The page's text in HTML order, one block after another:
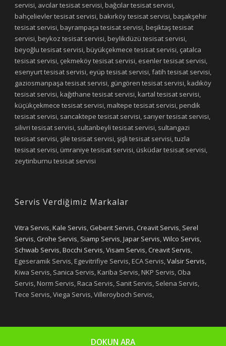
servisi, avcılar tesisat servisi, bağcılar tesisat servisi,
bahçelievler tesisat servisi, bakırköy tesisat servisi, başakşehir
tesisat servisi, bayrampaşa tesisat servisi, beşiktaş tesisat
servisi, beykoz tesisat servisi, beylikdüzü tesisat servisi,
beyoğlu tesisat servisi, büyükçekmece tesisat servisi, çatalca
tesisat servisi, çekmeköy tesisat servisi, esenler tesisat servisi,
esenyurt tesisat servisi, eyüp tesisat servisi, fatih tesisat servisi,
gaziosmanpaşa tesisat servisi, güngören tesisat servisi, kadıköy
tesisat servisi, kağıthane tesisat servisi, kartal tesisat servisi,
küçükçekmece tesisat servisi, maltepe tesisat servisi, pendik
tesisat servisi, sancaktepe tesisat servisi, sarıyer tesisat servisi,
silivri tesisat servisi, sultanbeyli tesisat servisi, sultangazi
tesisat servisi, şile tesisat servisi, şişli tesisat servisi, tuzla
tesisat servisi, ümraniye tesisat servisi, üsküdar tesisat servisi,
zeytinburnu tesisat servisi
Servis Verdiğimiz Markalar
Vitra Servis,Kale Servis, Geberit Servis,Creavit Servis, Serel
Servis, Grohe Servis, Siamp Servis,Japar Servis,Wilco Servis,
Schwab Servis,Bocchi Servis,Visam Servis,Creavit Servis,
Egeseramik Servis, Egevitrifiye Servis, ECA Servis,Valsir Servis,
Kiwa Servis, Sanica Servis, Kariba Servis, NKP Servis, Oba
Servis, Norm Servis, Raca Servis, Sanit Servis, Selena Servis,
Tece Servis, Viega Servis, Villeroyboch Servis,
Copyright 2019 - Yıldızlar TesisatDOKUN ARA